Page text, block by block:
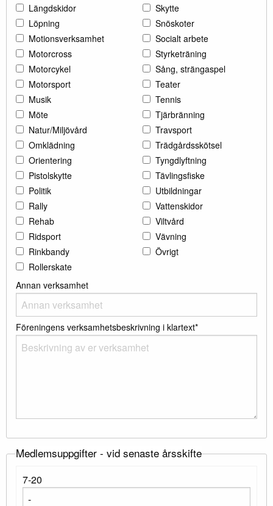
Längdskidor
Löpning
Motionsverksamhet
Motorcross
Motorcykel
Motorsport
Musik
Möte
Natur/Miljövård
Omklädning
Orientering
Pistolskytte
Politik
Rally
Rehab
Ridsport
Rinkbandy
Rollerskate
Skytte
Snöskoter
Socialt arbete
Styrketräning
Sång, strängaspel
Teater
Tennis
Tjärbränning
Travsport
Trädgårdsskötsel
Tyngdlyftning
Tävlingsfiske
Utbildningar
Vattenskidor
Viltvård
Vävning
Övrigt
Annan verksamhet
Föreningens verksamhetsbeskrivning i klartext*
Medlemsuppgifter - vid senaste årsskifte
7-20